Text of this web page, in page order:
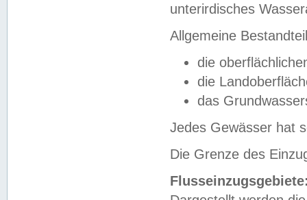
unterirdisches
Allgemeine
die
die
das
Jedes Gewässer hat
Die Grenze des